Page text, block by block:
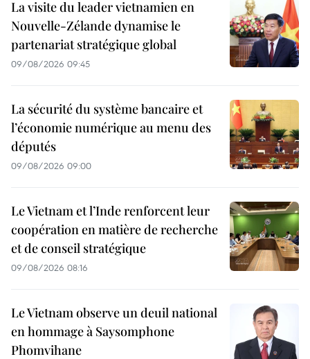
La visite du leader vietnamien en
Nouvelle-Zélande dynamise le
partenariat stratégique global
09/08/2026 09:45
La sécurité du système bancaire et
l’économie numérique au menu des
députés
09/08/2026 09:00
Le Vietnam et l’Inde renforcent leur
coopération en matière de recherche
et de conseil stratégique
09/08/2026 08:16
Le Vietnam observe un deuil national
en hommage à Saysomphone
Phomvihane